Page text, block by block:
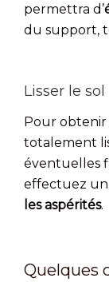
permettra d’
du support,
Lisser le sol
Pour
totalement
éventuelles
effectuez
les aspérités.
Quelques